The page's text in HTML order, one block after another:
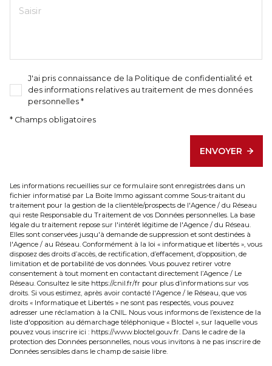
J'ai pris connaissance de la Politique de confidentialité et
des informations relatives au traitement de mes données
personnelles *
* Champs obligatoires
ENVOYER
Les informations recueillies sur ce formulaire sont enregistrées dans un
fichier informatisé par La Boite Immo agissant comme Sous-traitant du
traitement pour la gestion de la clientèle/prospects de l'Agence / du Réseau
qui reste Responsable du Traitement de vos Données personnelles. La base
légale du traitement repose sur l'intérêt légitime de l'Agence / du Réseau.
Elles sont conservées jusqu'à demande de suppression et sont destinées à
l'Agence / au Réseau. Conformément à la loi « informatique et libertés », vous
disposez des droits d’accès, de rectification, d’effacement, d’opposition, de
limitation et de portabilité de vos données. Vous pouvez retirer votre
consentement à tout moment en contactant directement l’Agence / Le
Réseau. Consultez le site https://cnil.fr/fr pour plus d’informations sur vos
droits. Si vous estimez, après avoir contacté l'Agence / le Réseau, que vos
droits « Informatique et Libertés » ne sont pas respectés, vous pouvez
adresser une réclamation à la CNIL. Nous vous informons de l’existence de la
liste d'opposition au démarchage téléphonique « Bloctel », sur laquelle vous
pouvez vous inscrire ici : https://www.bloctel.gouv.fr. Dans le cadre de la
protection des Données personnelles, nous vous invitons à ne pas inscrire de
Données sensibles dans le champ de saisie libre.